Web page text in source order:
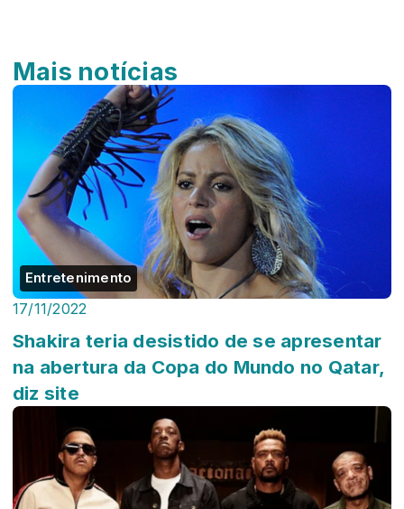
Mais notícias
Entretenimento
17/11/2022
Shakira teria desistido de se apresentar
na abertura da Copa do Mundo no Qatar,
diz site